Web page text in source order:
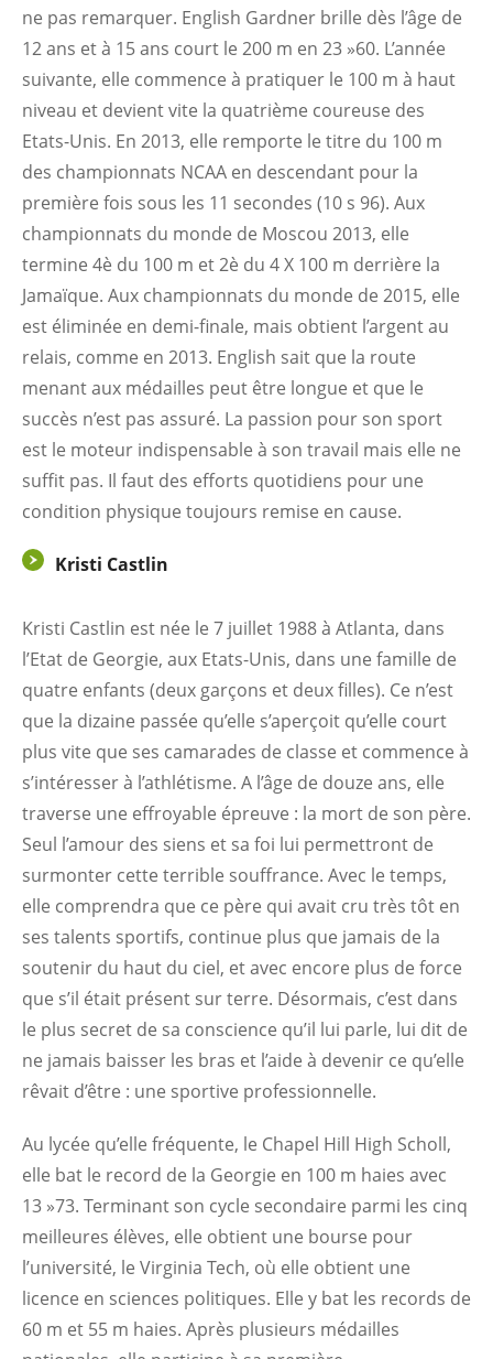
ne pas remarquer. English Gardner brille dès l’âge de
12 ans et à 15 ans court le 200 m en 23 »60. L’année
suivante, elle commence à pratiquer le 100 m à haut
niveau et devient vite la quatrième coureuse des
Etats-Unis. En 2013, elle remporte le titre du 100 m
des championnats NCAA en descendant pour la
première fois sous les 11 secondes (10 s 96). Aux
championnats du monde de Moscou 2013, elle
termine 4è du 100 m et 2è du 4 X 100 m derrière la
Jamaïque. Aux championnats du monde de 2015, elle
est éliminée en demi-finale, mais obtient l’argent au
relais, comme en 2013. English sait que la route
menant aux médailles peut être longue et que le
succès n’est pas assuré. La passion pour son sport
est le moteur indispensable à son travail mais elle ne
suffit pas. Il faut des efforts quotidiens pour une
condition physique toujours remise en cause.
Kristi Castlin
Kristi Castlin est née le 7 juillet 1988 à Atlanta, dans
l’Etat de Georgie, aux Etats-Unis, dans une famille de
quatre enfants (deux garçons et deux filles). Ce n’est
que la dizaine passée qu’elle s’aperçoit qu’elle court
plus vite que ses camarades de classe et commence à
s’intéresser à l’athlétisme. A l’âge de douze ans, elle
traverse une effroyable épreuve : la mort de son père.
Seul l’amour des siens et sa foi lui permettront de
surmonter cette terrible souffrance. Avec le temps,
elle comprendra que ce père qui avait cru très tôt en
ses talents sportifs, continue plus que jamais de la
soutenir du haut du ciel, et avec encore plus de force
que s’il était présent sur terre. Désormais, c’est dans
le plus secret de sa conscience qu’il lui parle, lui dit de
ne jamais baisser les bras et l’aide à devenir ce qu’elle
rêvait d’être : une sportive professionnelle.
Au lycée qu’elle fréquente, le Chapel Hill High Scholl,
elle bat le record de la Georgie en 100 m haies avec
13 »73. Terminant son cycle secondaire parmi les cinq
meilleures élèves, elle obtient une bourse pour
l’université, le Virginia Tech, où elle obtient une
licence en sciences politiques. Elle y bat les records de
60 m et 55 m haies. Après plusieurs médailles